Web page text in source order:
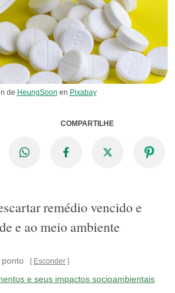
de HeungSoon en Pixabay
COMPARTILHE
remédio vencido e
e ao meio ambiente
Esconder
e seus impactos socioambientais